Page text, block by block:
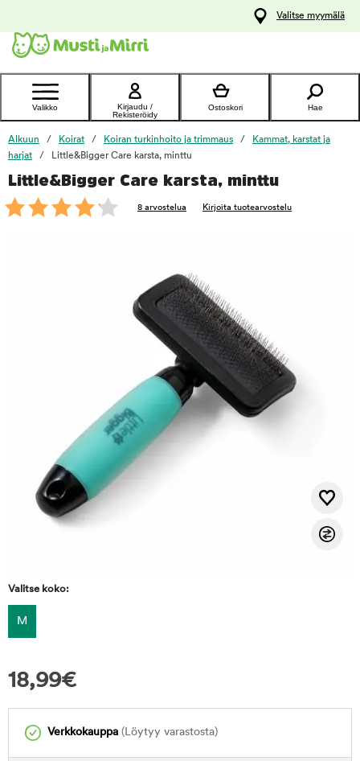
Ota yhteyttä
asiakaspalveluun
Valitse myymälä
Valikko
Kirjaudu /
Rekisteröidy
Ostoskori Hae
Alkuun Koirat Koiran turkinhoito ja trimmaus
Kammat, karstat ja
harjat
Little&Bigger Care karsta, minttu
Little&Bigger Care karsta, minttu
8 arvostelua Kirjoita tuotearvostelu
Valitse koko:
M
18,99€
Verkkokauppa (Löytyy varastosta)
foo